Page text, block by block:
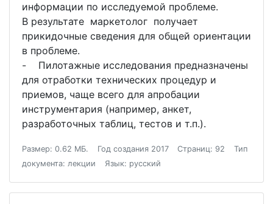
информации по исследуемой проблеме.
В результате маркетолог получает
прикидочные сведения для общей ориентации
в проблеме.
- Пилотажные исследования предназначены
для отработки технических процедур и
приемов, чаще всего для апробации
инструментария (например, анкет,
разработочных таблиц, тестов и т.п.).
Размер: 0.62 МБ. Год создания 2017 Страниц: 92
Тип
документа: лекции
Язык: русский